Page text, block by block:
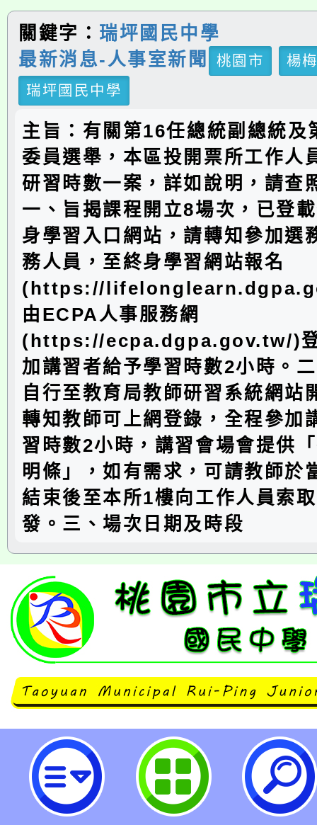
關鍵字： 瑞坪國民中學
最新消息-人事室新聞
桃園市
楊
瑞坪國民中學
主旨：有關第16任總統副總統及
委員選舉，本區投開票所工作人
研習時數一案，詳如說明，請查
一、旨揭課程開立8場次，已登
身學習入口網站，請轉知參加選
務人員，至終身學習網站報名
(https://
由ECPA人事服務網
(https://ecpa.dgpa.gov.tw/)登
加講習者給予學習時數2小時。
自行至教育局教師研習系統網站
轉知教師可上網登錄，全程參加
習時數2小時，講習會場會提供
明條」，如有需求，可請教師於
結束後至本所1樓向工作人員索
發。三、場次日期及時段
有關第16任總統副總統及第11屆
區投開票所工作人員講習日期及研
市立瑞坪國民中學